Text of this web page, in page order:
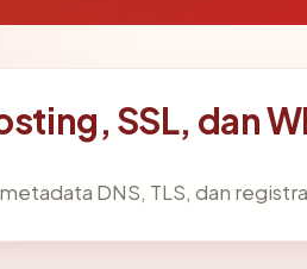
SSL, dan
DNS, TLS, dan